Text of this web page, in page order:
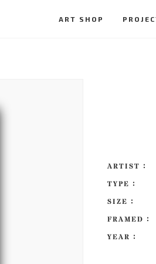
ART SHOP
ARTIST :
TYPE :
SIZE :
FRAMED :
YEAR :